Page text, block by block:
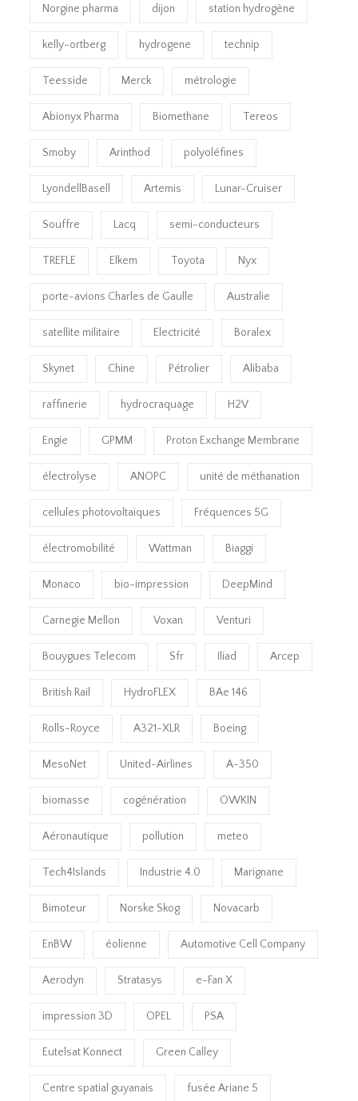
Norgine pharma dijon station hydrogène
kelly-ortberg hydrogene technip
Teesside Merck métrologie
Abionyx Pharma Biomethane Tereos
Smoby Arinthod polyoléfines
LyondellBasell Artemis Lunar-Cruiser
Souffre Lacq semi-conducteurs
TREFLE Elkem Toyota Nyx
porte-avions Charles de Gaulle Australie
satellite militaire Electricité Boralex
Skynet Chine Pétrolier Alibaba
raffinerie hydrocraquage H2V
Engie GPMM Proton Exchange Membrane
électrolyse ANOPC unité de méthanation
cellules photovoltaïques Fréquences 5G
électromobilité Wattman Biaggi
Monaco bio-impression DeepMind
Carnegie Mellon Voxan Venturi
Bouygues Telecom Sfr Iliad Arcep
British Rail HydroFLEX BAe 146
Rolls-Royce A321-XLR Boeing
MesoNet United-Airlines A-350
biomasse cogénération OWKIN
Aéronautique pollution meteo
Tech4Islands Industrie 4.0 Marignane
Bimoteur Norske Skog Novacarb
EnBW éolienne Automotive Cell Company
Aerodyn Stratasys e-Fan X
impression 3D OPEL PSA
Eutelsat Konnect Green Calley
Centre spatial guyanais fusée Ariane 5